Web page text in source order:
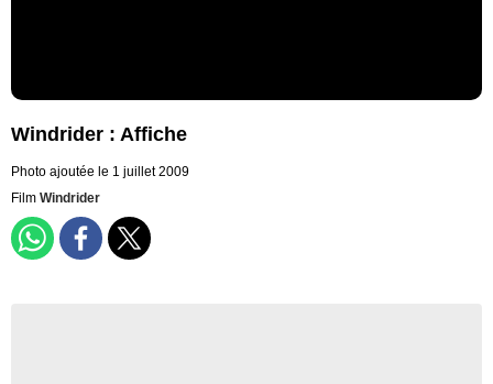
Windrider : Affiche
Photo ajoutée le 1 juillet 2009
Film Windrider